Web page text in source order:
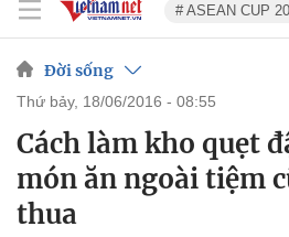
# ASEAN CUP
Đời sống
thứ bảy, 18/06/2016 - 08:55
Cách làm kho quẹt
món ăn ngoài tiệm
thua